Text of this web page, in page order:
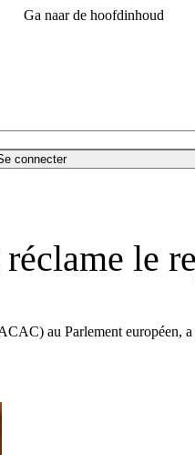
Ga naar de hoofdinhoud
connecter
le
au Parlement européen,